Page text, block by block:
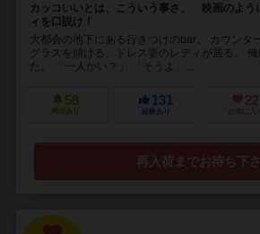
カッコいいとは、こういう事さ。 映画のよう
ィを口説け！
大都会の地下にある行きつけのbar。 カウンタ
グラスを傾ける、ドレス姿のレディが居る。
た。 「一人かい？」 「そうよ」...
58
興味あり
131
経験あり
22
お気に入り
再入荷までお待ち下